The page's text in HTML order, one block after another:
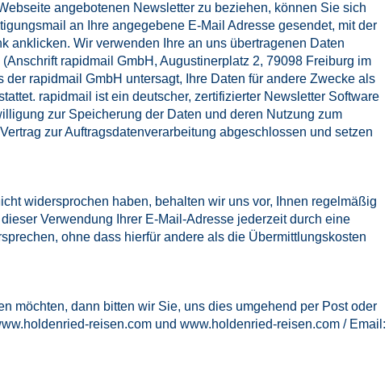
angebotenen Newsletter zu beziehen, können Sie sich
an Ihre angegebene E-Mail Adresse gesendet, mit der
anklicken. Wir verwenden Ihre an uns übertragenen Daten
rapidmail GmbH, Augustinerplatz 2, 79098 Freiburg im
rapidmail GmbH untersagt, Ihre Daten für andere Zwecke als
rapidmail ist ein deutscher, zertifizierter Newsletter Software
zur Speicherung der Daten und deren Nutzung zum
zur Auftragsdatenverarbeitung abgeschlossen und setzen
widersprochen haben, behalten wir uns vor, Ihnen regelmäßig
Verwendung Ihrer E-Mail-Adresse jederzeit durch eine
ohne dass hierfür andere als die Übermittlungskosten
möchten, dann bitten wir Sie, uns dies umgehend per Post oder
reisen.com und www.holdenried-reisen.com / Email: